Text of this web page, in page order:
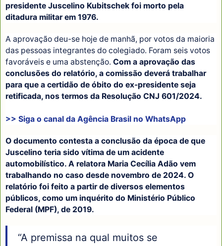
presidente Juscelino Kubitschek foi morto pela
ditadura militar em 1976.
A aprovação deu-se hoje de manhã, por votos da maioria
das pessoas integrantes do colegiado. Foram seis votos
favoráveis e uma abstenção. Com a aprovação das
conclusões do relatório, a comissão deverá trabalhar
para que a certidão de óbito do ex-presidente seja
retificada, nos termos da Resolução CNJ 601/2024.
>> Siga o canal da Agência Brasil no WhatsApp
O documento contesta a conclusão da época de que
Juscelino teria sido vítima de um acidente
automobilístico. A relatora Maria Cecília Adão vem
trabalhando no caso desde novembro de 2024. O
relatório foi feito a partir de diversos elementos
públicos, como um inquérito do Ministério Público
Federal (MPF), de 2019.
“A premissa na qual muitos se